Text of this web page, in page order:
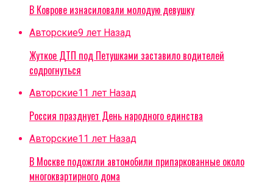
В Коврове изнасиловали молодую девушку
Авторские9 лет Назад
Жуткое ДТП под Петушками заставило водителей
содрогнуться
Авторские11 лет Назад
Россия празднует День народного единства
Авторские11 лет Назад
В Москве подожгли автомобили припаркованные около
многоквартирного дома